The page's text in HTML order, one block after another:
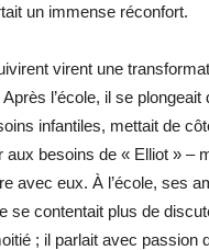
un immense réconfort.
virent une
l’école, il se plongeait
infantiles, mettait de
aux besoins de « Elliot » –
avec eux. À l’école, ses
se contentait plus de
; il parlait avec passion